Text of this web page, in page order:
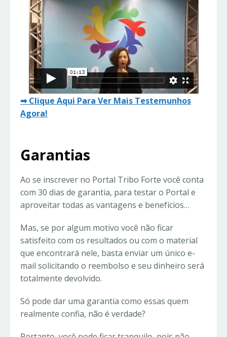
➡ Clique Aqui Para Ver Mais Testemunhos
Agora!
Garantias
Ao se inscrever no Portal Tribo Forte você conta
com 30 dias de garantia, para testar o Portal e
aproveitar todas as vantagens e benefícios…
Mas, se por algum motivo você não ficar
satisfeito com os resultados ou com o material
que encontrará nele, basta enviar um único e-
mail solicitando o reembolso e seu dinheiro será
totalmente devolvido.
Só pode dar uma garantia como essas quem
realmente confia, não é verdade?